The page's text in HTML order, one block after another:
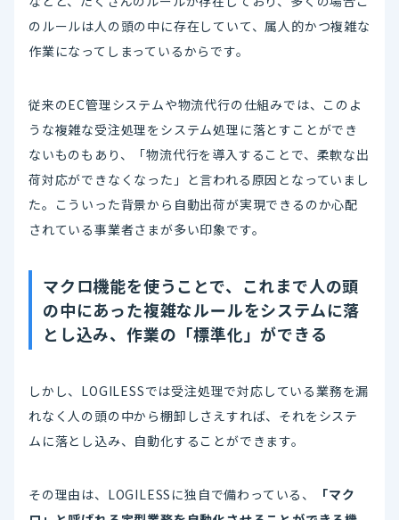
のルールは人の頭の中に存在していて、属人的かつ複雑な
作業になってしまっているからです。
従来のEC管理システムや物流代行の仕組みでは、このよ
うな複雑な受注処理をシステム処理に落とすことができ
ないものもあり、「物流代行を導入することで、柔軟な出
荷対応ができなくなった」と言われる原因となっていまし
た。こういった背景から自動出荷が実現できるのか心配
されている事業者さまが多い印象です。
マクロ機能を使うことで、これまで人の頭
の中にあった複雑なルールをシステムに落
とし込み、作業の「標準化」ができる
しかし、LOGILESSでは受注処理で対応している業務を漏
れなく人の頭の中から棚卸しさえすれば、それをシステ
ムに落とし込み、自動化することができます。
その理由は、LOGILESSに独自で備わっている、
「マク